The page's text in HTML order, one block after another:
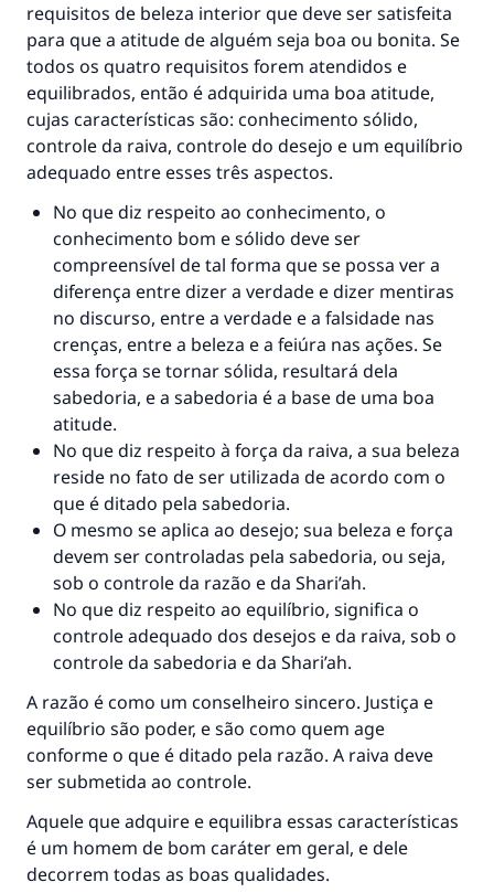
requisitos de beleza interior que deve ser satisfeita
para que a atitude de alguém seja boa ou bonita. Se
todos os quatro requisitos forem atendidos e
equilibrados, então é adquirida uma boa atitude,
cujas características são: conhecimento sólido,
controle da raiva, controle do desejo e um equilíbrio
adequado entre esses três aspectos.
No que diz respeito ao conhecimento, o
conhecimento bom e sólido deve ser
compreensível de tal forma que se possa ver a
diferença entre dizer a verdade e dizer mentiras
no discurso, entre a verdade e a falsidade nas
crenças, entre a beleza e a feiúra nas ações. Se
essa força se tornar sólida, resultará dela
sabedoria, e a sabedoria é a base de uma boa
atitude.
No que diz respeito à força da raiva, a sua beleza
reside no fato de ser utilizada de acordo com o
que é ditado pela sabedoria.
O mesmo se aplica ao desejo; sua beleza e força
devem ser controladas pela sabedoria, ou seja,
sob o controle da razão e da Shari’ah.
No que diz respeito ao equilíbrio, significa o
controle adequado dos desejos e da raiva, sob o
controle da sabedoria e da Shari’ah.
A razão é como um conselheiro sincero. Justiça e
equilíbrio são poder, e são como quem age
conforme o que é ditado pela razão. A raiva deve
ser submetida ao controle.
Aquele que adquire e equilibra essas características
é um homem de bom caráter em geral, e dele
decorrem todas as boas qualidades.